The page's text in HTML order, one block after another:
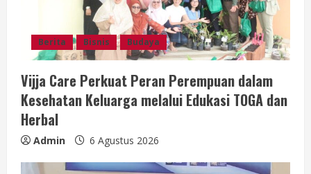
Berita Bisnis Budaya
Vijja Care Perkuat Peran Perempuan dalam
Kesehatan Keluarga melalui Edukasi TOGA dan
Herbal
Admin 6 Agustus 2026